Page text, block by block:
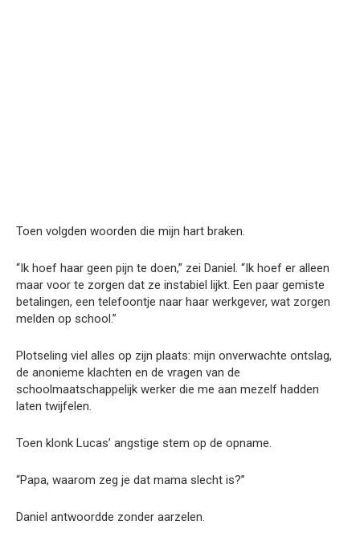
Toen volgden woorden die mijn hart braken.
“Ik hoef haar geen pijn te doen,” zei Daniel. “Ik hoef er alleen
maar voor te zorgen dat ze instabiel lijkt. Een paar gemiste
betalingen, een telefoontje naar haar werkgever, wat zorgen
melden op school.”
Plotseling viel alles op zijn plaats: mijn onverwachte ontslag,
de anonieme klachten en de vragen van de
schoolmaatschappelijk werker die me aan mezelf hadden
laten twijfelen.
Toen klonk Lucas’ angstige stem op de opname.
“Papa, waarom zeg je dat mama slecht is?”
Daniel antwoordde zonder aarzelen.